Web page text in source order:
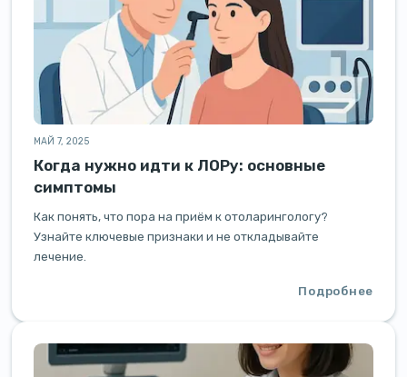
МАЙ 7, 2025
Когда нужно идти к ЛОРу: основные
симптомы
Как понять, что пора на приём к отоларингологу?
Узнайте ключевые признаки и не откладывайте
лечение.
Подробнее